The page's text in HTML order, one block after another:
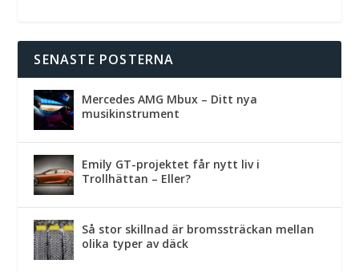
SENASTE POSTERNA
Mercedes AMG Mbux – Ditt nya
musikinstrument
Emily GT-projektet får nytt liv i
Trollhättan – Eller?
Så stor skillnad är bromssträckan mellan
olika typer av däck